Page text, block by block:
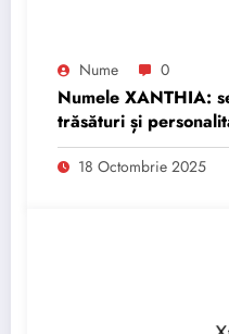
Nume 0
Numele XANTHIA:
trăsături și
18 Octombrie 2025